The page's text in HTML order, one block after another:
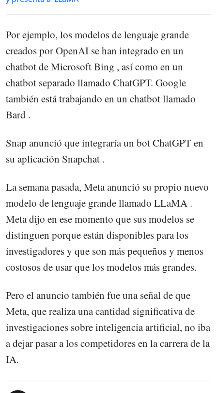
Por ejemplo, los modelos de lenguaje grande
creados por OpenAI se han integrado en un
chatbot de Microsoft Bing , así como en un
chatbot separado llamado ChatGPT. Google
también está trabajando en un chatbot llamado
Bard .
Snap anunció que integraría un bot ChatGPT en
su aplicación Snapchat .
La semana pasada, Meta anunció su propio nuevo
modelo de lenguaje grande llamado LLaMA .
Meta dijo en ese momento que sus modelos se
distinguen porque están disponibles para los
investigadores y que son más pequeños y menos
costosos de usar que los modelos más grandes.
Pero el anuncio también fue una señal de que
Meta, que realiza una cantidad significativa de
investigaciones sobre inteligencia artificial, no iba
a dejar pasar a los competidores en la carrera de la
IA.